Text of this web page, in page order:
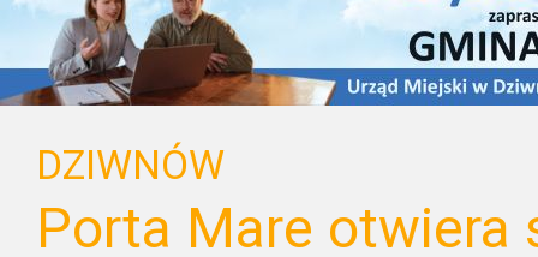
DZIWNÓW
Porta Mare otwiera